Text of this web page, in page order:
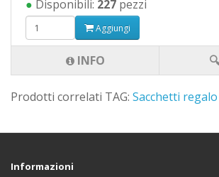
● Disponibili: 227 pezzi
Aggiungi
INFO
Prodotti correlati TAG: Sacchetti regalo
Informazioni